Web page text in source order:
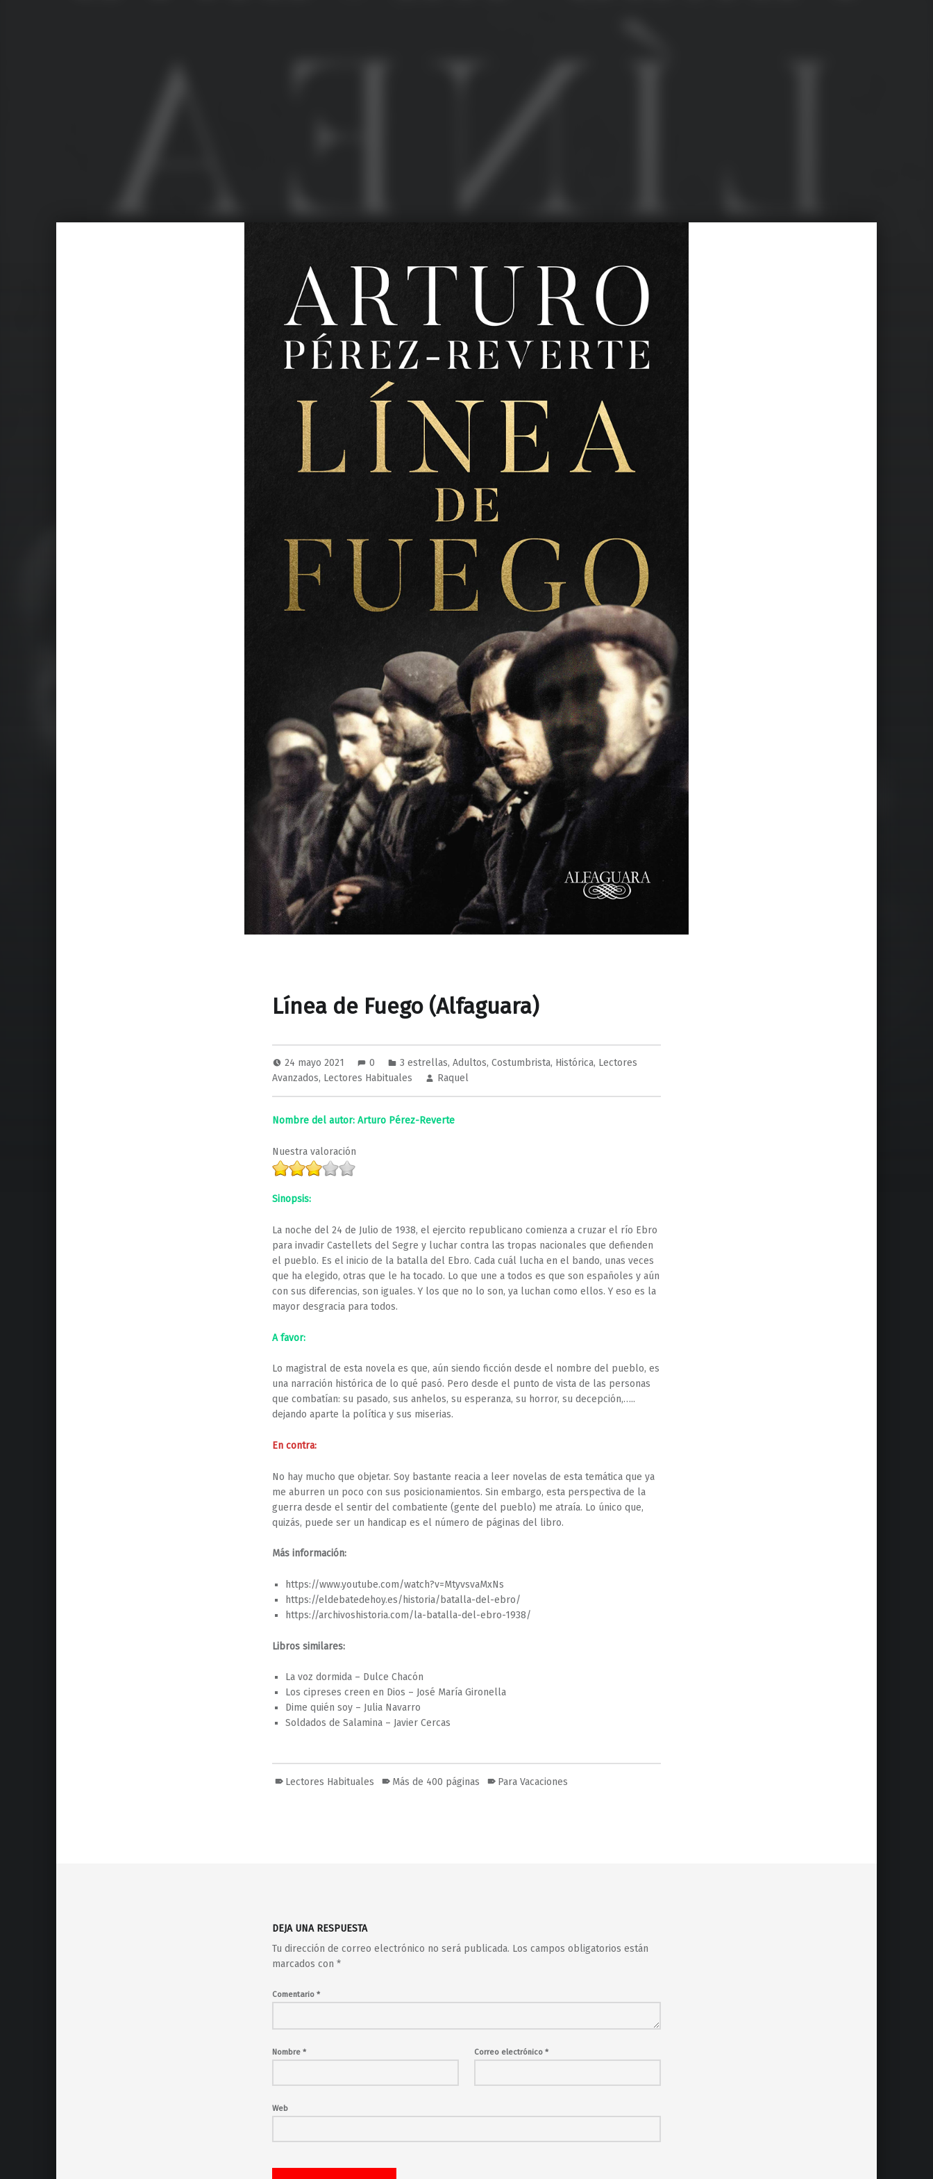
Línea de Fuego (Alfaguara)
24 mayo 2021 0 3 estrellas, Adultos, Costumbrista, Histórica, Lectores
Avanzados, Lectores Habituales Raquel
Nombre del autor: Arturo Pérez-Reverte
Nuestra valoración
Sinopsis:
La noche del 24 de Julio de 1938, el ejercito republicano comienza a cruzar el río Ebro
para invadir Castellets del Segre y luchar contra las tropas nacionales que defienden
el pueblo. Es el inicio de la batalla del Ebro. Cada cuál lucha en el bando, unas veces
que ha elegido, otras que le ha tocado. Lo que une a todos es que son españoles y aún
con sus diferencias, son iguales. Y los que no lo son, ya luchan como ellos. Y eso es la
mayor desgracia para todos.
A favor:
Lo magistral de esta novela es que, aún siendo ficción desde el nombre del pueblo, es
una narración histórica de lo qué pasó. Pero desde el punto de vista de las personas
que combatían: su pasado, sus anhelos, su esperanza, su horror, su decepción,…..
dejando aparte la política y sus miserias.
En contra:
No hay mucho que objetar. Soy bastante reacia a leer novelas de esta temática que ya
me aburren un poco con sus posicionamientos. Sin embargo, esta perspectiva de la
guerra desde el sentir del combatiente (gente del pueblo) me atraía. Lo único que,
quizás, puede ser un handicap es el número de páginas del libro.
Más información:
https://www.youtube.com/watch?v=MtyvsvaMxNs
https://eldebatedehoy.es/historia/batalla-del-ebro/
https://archivoshistoria.com/la-batalla-del-ebro-1938/
Libros similares:
La voz dormida – Dulce Chacón
Los cipreses creen en Dios – José María Gironella
Dime quién soy – Julia Navarro
Soldados de Salamina – Javier Cercas
Lectores Habituales Más de 400 páginas Para Vacaciones
DEJA UNA RESPUESTA
Tu dirección de correo electrónico no será publicada. Los campos obligatorios están
marcados con *
Comentario *
Nombre * Correo electrónico*
Web